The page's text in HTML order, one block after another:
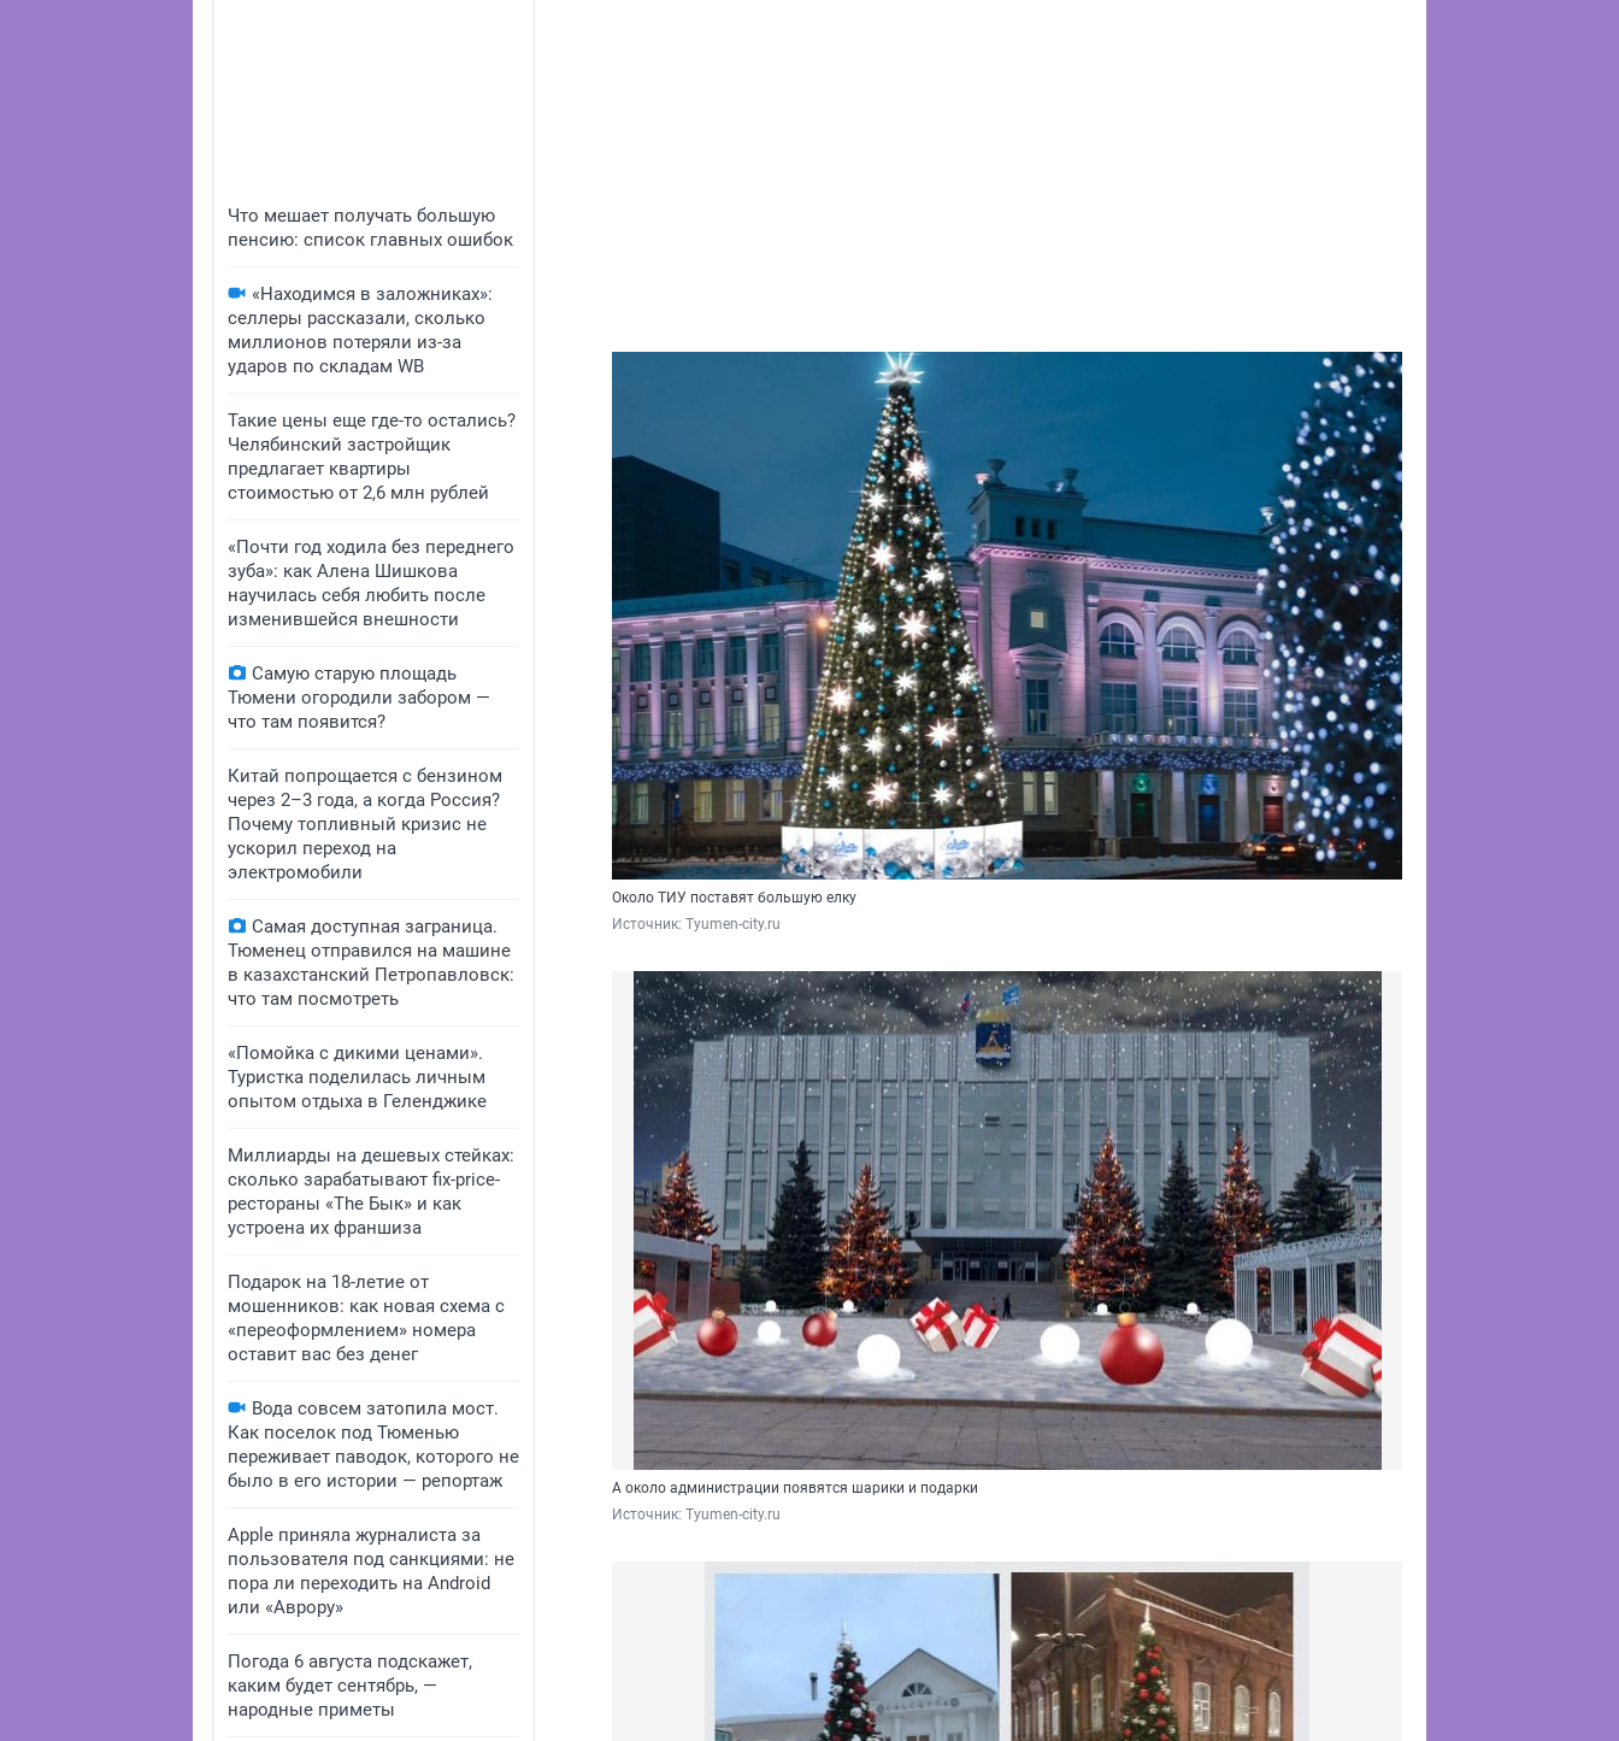
Что мешает получать большую
пенсию: список главных ошибок
«Находимся в заложниках»:
селлеры рассказали, сколько
миллионов потеряли из-за
ударов по складам WB
Такие цены еще где-то остались?
Челябинский застройщик
предлагает квартиры
стоимостью от 2,6 млн рублей
«Почти год ходила без переднего
зуба»: как Алена Шишкова
научилась себя любить после
изменившейся внешности
Самую старую площадь
Тюмени огородили забором —
что там появится?
Китай попрощается с бензином
через 2–3 года, а когда Россия?
Почему топливный кризис не
ускорил переход на
электромобили
Самая доступная заграница.
Тюменец отправился на машине
в казахстанский Петропавловск:
что там посмотреть
«Помойка с дикими ценами».
Туристка поделилась личным
опытом отдыха в Геленджике
Миллиарды на дешевых стейках:
сколько зарабатывают fix-price-
рестораны «The Бык» и как
устроена их франшиза
Подарок на 18-летие от
мошенников: как новая схема с
«переоформлением» номера
оставит вас без денег
Вода совсем затопила мост.
Как поселок под Тюменью
переживает паводок, которого не
было в его истории — репортаж
Apple приняла журналиста за
пользователя под санкциями: не
пора ли переходить на Android
или «Аврору»
Погода 6 августа подскажет,
каким будет сентябрь, —
народные приметы
Около ТИУ поставят большую елку
Источник: Tyumen-city.ru
А около администрации появятся шарики и подарки
Источник: Tyumen-city.ru